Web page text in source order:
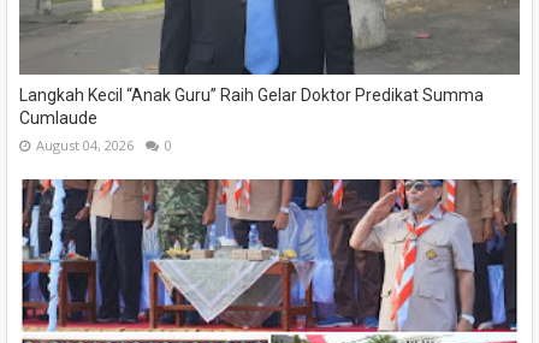
Langkah Kecil “Anak Guru” Raih Gelar Doktor Predikat Summa
Cumlaude
August 04, 2026 0